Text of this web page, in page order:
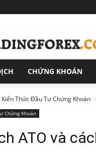
CHỨNG KHOÁN
Kiến Thức Đầu Tư Chứng Khoán
Chứng Khoán
ATO và